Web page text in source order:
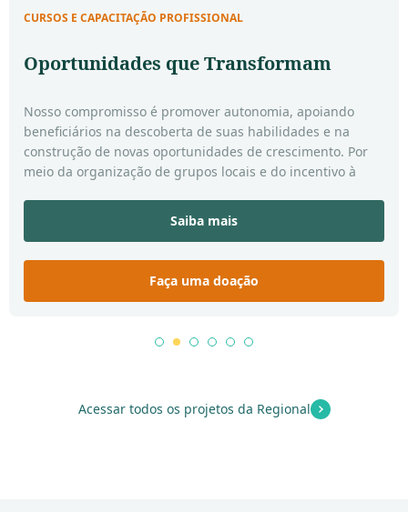
CURSOS E CAPACITAÇÃO PROFISSIONAL
Oportunidades que Transformam
Nosso compromisso é promover autonomia, apoiando
beneficiários na descoberta de suas habilidades e na
construção de novas oportunidades de crescimento. Por
meio da organização de grupos locais e do incentivo à
onde o desenvolvimento social e econômico floresce de
Cada habilidade descoberta vira ponte.
Cada oportunidade gera movimento.
Obrigado por caminhar conosco! 💛✨
Saiba mais
Faça uma doação
3
Acessar todos os projetos da Regional